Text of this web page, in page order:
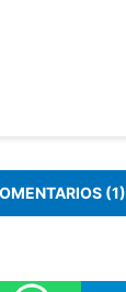
(1)